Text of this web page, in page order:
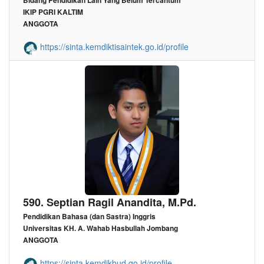
IKIP PGRI KALTIM
ANGGOTA
https://sinta.kemdiktisaintek.go.id/profile
590. Septian Ragil Anandita, M.Pd.
Pendidikan Bahasa (dan Sastra) Inggris
Universitas KH. A. Wahab Hasbullah Jombang
ANGGOTA